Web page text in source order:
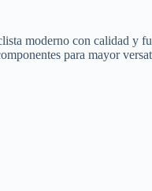
moderno con calidad y
para mayor